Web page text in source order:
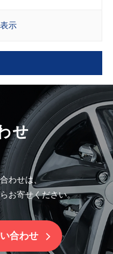
示
せ
わせは、
お寄せください。
合わせ